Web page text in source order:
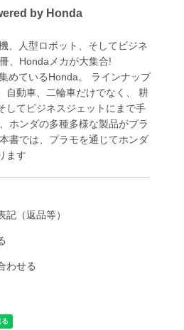
by Honda
、人型ロボット、そしてビジネ
、Hondaメカが大集合!
めているHonda。 ラインナップ
自動車、二輪車だけでなく、 耕
してビジネスジェットにまで手
ホンダの多種多様な製品がプラ
書では、プラモを通じてホンダ
ます
（返品等）
わせる